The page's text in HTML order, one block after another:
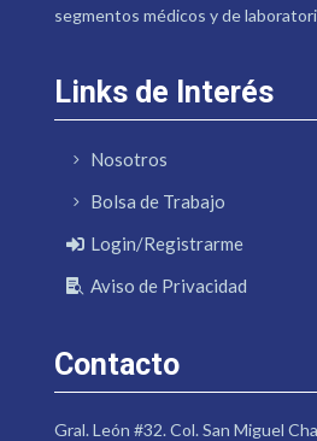
segmentos médicos y de
Links de Interés
Nosotros
Bolsa de Trabajo
Login/Registrarme
Aviso de Privacidad
Contacto
Gral. León #32. Col. San Miguel